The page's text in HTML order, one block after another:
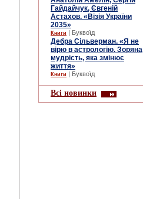
Гайдайчук, Євгеній
Астахов. «Візія України
2035»
Книги | Буквоїд
Дебра Сільверман. «Я не
вірю в астрологію. Зоряна
мудрість, яка змінює
життя»
Книги | Буквоїд
Всі новинки